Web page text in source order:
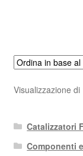
Visualizzazione
Catalizzatori
Componenti